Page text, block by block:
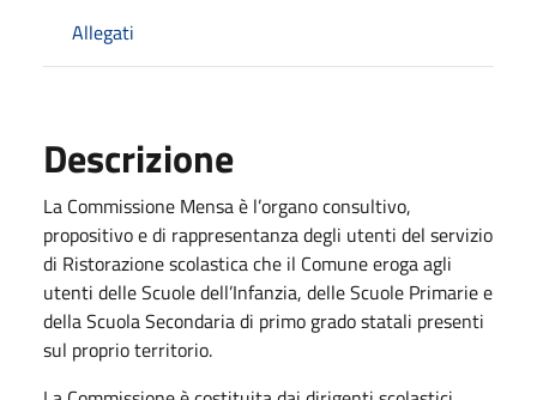
Allegati
Descrizione
La Commissione Mensa è l’organo consultivo,
propositivo e di rappresentanza degli utenti del servizio
di Ristorazione scolastica che il Comune eroga agli
utenti delle Scuole dell’Infanzia, delle Scuole Primarie e
della Scuola Secondaria di primo grado statali presenti
sul proprio territorio.